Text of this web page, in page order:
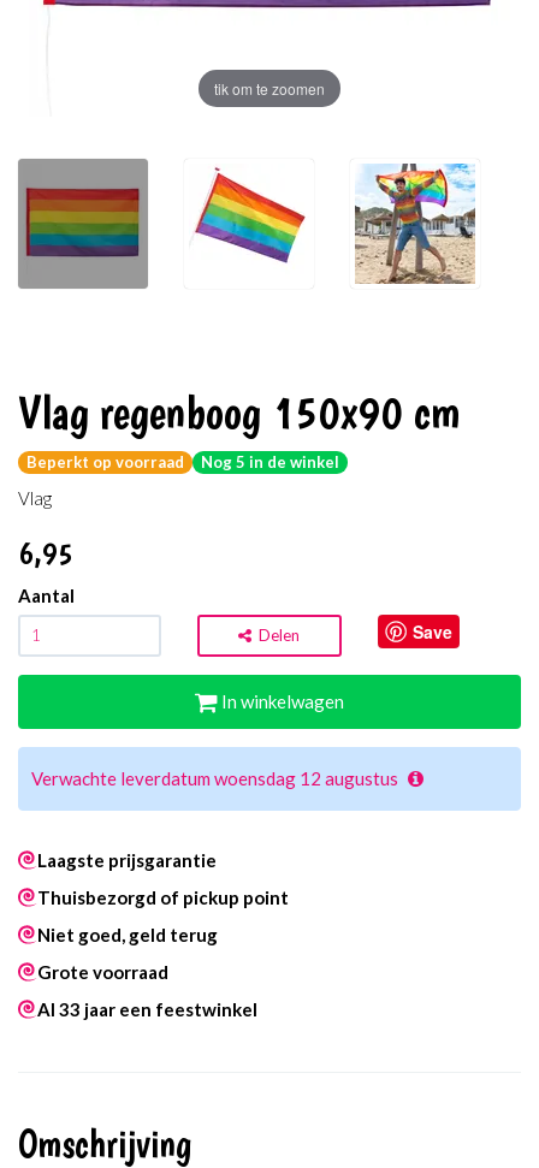
tik om te zoomen
Vlag regenboog 150x90 cm
Beperkt op voorraad Nog 5 in de winkel
Vlag
6,95
Aantal
Delen Save
In winkelwagen
Verwachte leverdatum woensdag 12 augustus
Laagste prijsgarantie
Thuisbezorgd of pickup point
Niet goed, geld terug
Grote voorraad
Al 33 jaar een feestwinkel
Omschrijving